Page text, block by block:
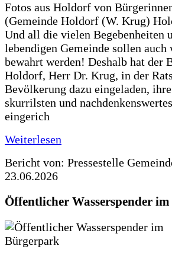
Fotos aus Holdorf von
(Gemeinde Holdorf (W. Krug)
Und all die vielen Begebenheiten
lebendigen Gemeinde sollen
bewahrt werden! Deshalb hat der
Holdorf, Herr Dr. Krug, in der
Bevölkerung dazu eingeladen,
skurrilsten und
eingerich
Weiterlesen
Bericht von: Pressestelle
23.06.2026
Öffentlicher Wasserspender